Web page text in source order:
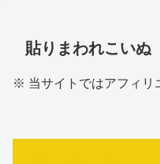
貼りまわれこいぬ
※ 当サイトではアフィリ